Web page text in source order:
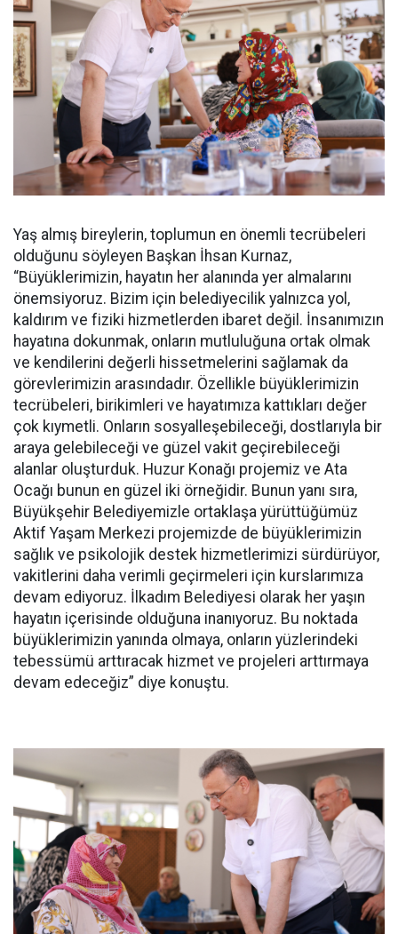
Yaş almış bireylerin, toplumun en önemli tecrübeleri
olduğunu söyleyen Başkan İhsan Kurnaz,
“Büyüklerimizin, hayatın her alanında yer almalarını
önemsiyoruz. Bizim için belediyecilik yalnızca yol,
kaldırım ve fiziki hizmetlerden ibaret değil. İnsanımızın
hayatına dokunmak, onların mutluluğuna ortak olmak
ve kendilerini değerli hissetmelerini sağlamak da
görevlerimizin arasındadır. Özellikle büyüklerimizin
tecrübeleri, birikimleri ve hayatımıza kattıkları değer
çok kıymetli. Onların sosyalleşebileceği, dostlarıyla bir
araya gelebileceği ve güzel vakit geçirebileceği
alanlar oluşturduk. Huzur Konağı projemiz ve Ata
Ocağı bunun en güzel iki örneğidir. Bunun yanı sıra,
Büyükşehir Belediyemizle ortaklaşa yürüttüğümüz
Aktif Yaşam Merkezi projemizde de büyüklerimizin
sağlık ve psikolojik destek hizmetlerimizi sürdürüyor,
vakitlerini daha verimli geçirmeleri için kurslarımıza
devam ediyoruz. İlkadım Belediyesi olarak her yaşın
hayatın içerisinde olduğuna inanıyoruz. Bu noktada
büyüklerimizin yanında olmaya, onların yüzlerindeki
tebessümü arttıracak hizmet ve projeleri arttırmaya
devam edeceğiz” diye konuştu.